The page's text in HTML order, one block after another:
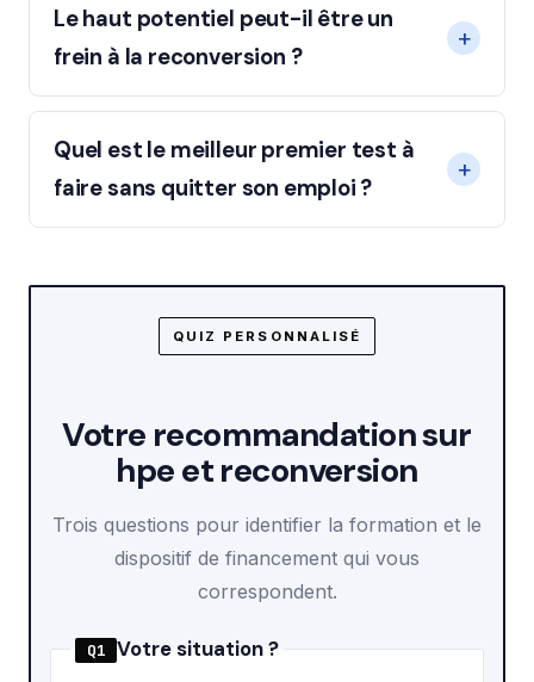
Le haut potentiel peut-il être un
frein à la reconversion ?
Quel est le meilleur premier test à
faire sans quitter son emploi ?
QUIZ PERSONNALISÉ
Votre recommandation sur
hpe et reconversion
Trois questions pour identifier la formation et le
dispositif de financement qui vous
correspondent.
Q1 Votre situation ?